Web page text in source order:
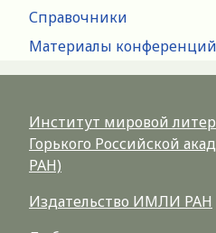
Справочники
Материалы конференций
Институт мировой
Горького Российской
РАН)
Издательство ИМЛИ РАН